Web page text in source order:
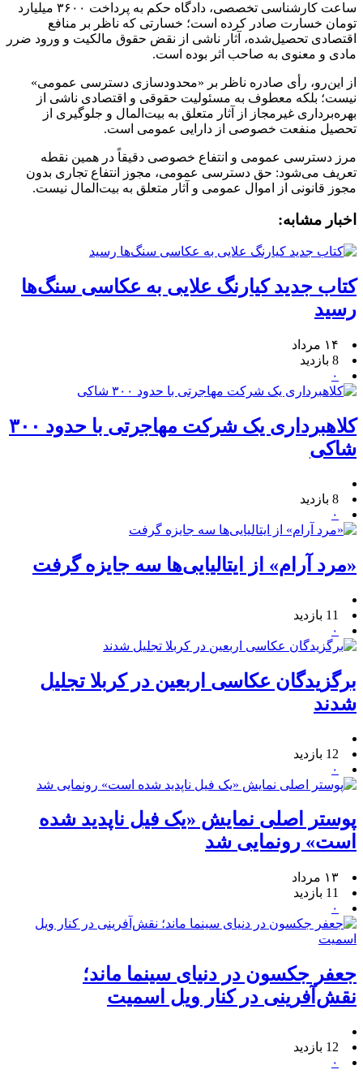
ساعت کارشناسی تخصصی، دادگاه حکم به پرداخت ۳۶۰۰ میلیارد
تومان خسارت صادر کرده است؛ خسارتی که ناظر بر منافع
اقتصادی تحصیل‌شده، آثار ناشی از نقض حقوق مالکیت و ورود ضرر
مادی و معنوی به صاحب اثر بوده است.
از این‌رو، رأی صادره ناظر بر «محدودسازی دسترسی عمومی»
نیست؛ بلکه معطوف به مسئولیت حقوقی و اقتصادی ناشی از
بهره‌برداری غیرمجاز از آثار متعلق به بیت‌المال و جلوگیری از
تحصیل منفعت خصوصی از دارایی عمومی است.
مرز دسترسی عمومی و انتفاع خصوصی دقیقاً در همین نقطه
تعریف می‌شود: حق دسترسی عمومی، مجوز انتفاع تجاری بدون
مجوز قانونی از اموال عمومی و آثار متعلق به بیت‌المال نیست.
اخبار مشابه:
کتاب جدید کیارنگ علایی به عکاسی سنگ‌ها
رسید
۱۴ مرداد
8 بازدید
۰
کلاهبرداری یک شرکت مهاجرتی با حدود ۳۰۰
شاکی
8 بازدید
۰
«مرد آرام» از ایتالیایی‌ها سه جایزه گرفت
11 بازدید
۰
برگزیدگان عکاسی اربعین در کربلا تجلیل
شدند
12 بازدید
۰
پوستر اصلی نمایش «یک فیل ناپدید شده
است» رونمایی شد
۱۳ مرداد
11 بازدید
۰
جعفر جکسون در دنیای سینما ماند؛
نقش‌آفرینی در کنار ویل اسمیت
12 بازدید
۰